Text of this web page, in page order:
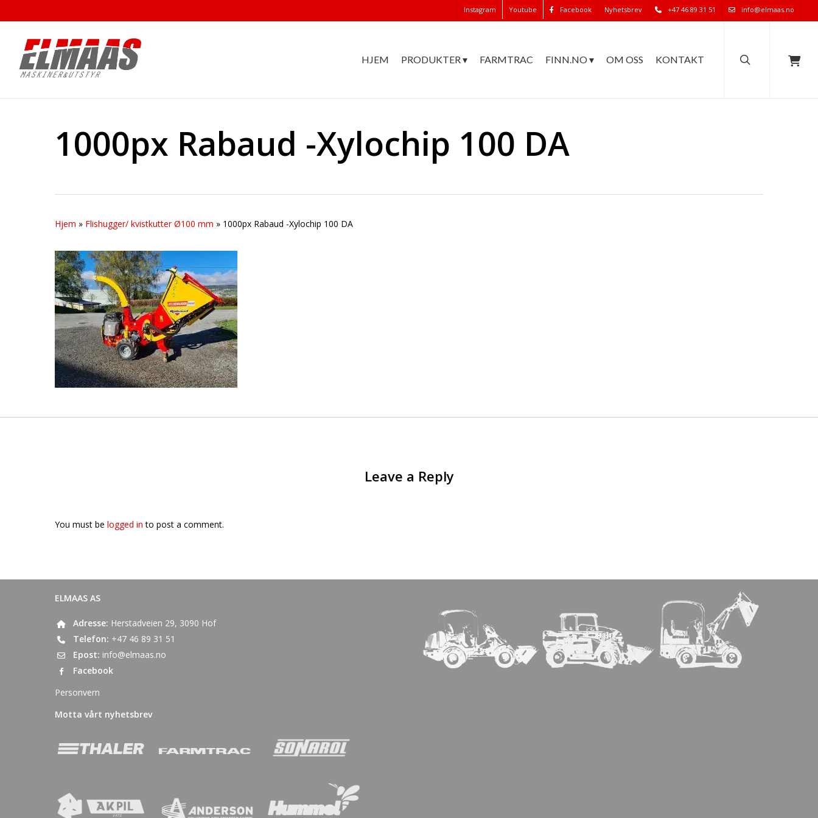
to
content
Instagram Youtube Facebook Nyhetsbrev +47 46 89 31 51 info@elmaas.no
HJEM PRODUKTER ▾ FARMTRAC FINN.NO ▾ OM OSS KONTAKT
1000px Rabaud -Xylochip 100 DA
Hjem » Flishugger/ kvistkutter Ø100 mm » 1000px Rabaud -Xylochip 100 DA
Leave a Reply
You must be logged in to post a comment.
ELMAAS AS
Adresse: Herstadveien 29, 3090 Hof
Telefon: +47 46 89 31 51
Epost: info@elmaas.no
Facebook
Personvern
Motta vårt nyhetsbrev